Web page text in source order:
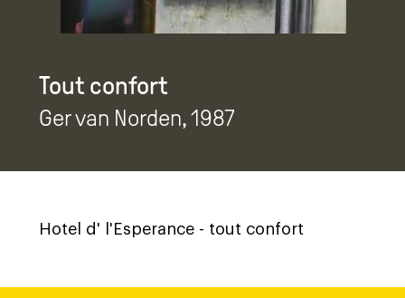
Tout confort
Ger van Norden, 1987
Hotel d' l'Esperance - tout confort